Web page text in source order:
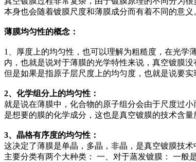
本身也会随着镀膜尺度和薄膜成分而有着不同的意义
薄膜均匀性的概念：
1、厚度上的均匀性，也可以理解为粗糙度，在光学
内，也就是说对于薄膜的光学特性来说，真空镀膜没
但是如果是指原子层尺度上的均匀度，也就是说要
2、化学组分上的均匀性：
就是说在薄膜中，化合物的原子组分会由于尺度过
是想要的膜的化学成分，这也是真空镀膜的技术含量
3、晶格有序度的均匀性：
这决定了薄膜是单晶，多晶，非晶，是真空镀膜技术
主要分类有两个大种类： 一、对于蒸发镀膜： 一般